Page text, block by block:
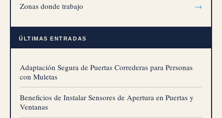
Zonas donde trabajo →
ÚLTIMAS ENTRADAS
Adaptación Segura de Puertas Correderas para Personas
con Muletas
Beneficios de Instalar Sensores de Apertura en Puertas y
Ventanas